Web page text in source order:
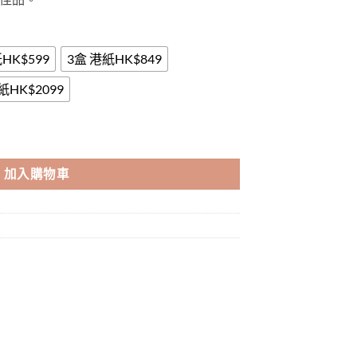
HK$599
3盒 港紙HK$849
HK$2099
加入購物車